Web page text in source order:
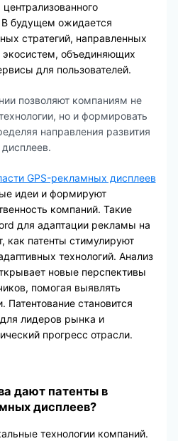
будущем ожидается
стратегий, направленных
объединяющих
для пользователей.
позволяют компаниям не
но и формировать
направления развития
GPS-рекламных дисплеев
идеи и формируют
компаний. Такие
для адаптации рекламы на
как патенты стимулируют
технологий. Анализ
новые перспективы
помогая выявлять
становится
лидеров рынка и
прогресс отрасли.
дают патенты в
дисплеев?
технологии компаний.